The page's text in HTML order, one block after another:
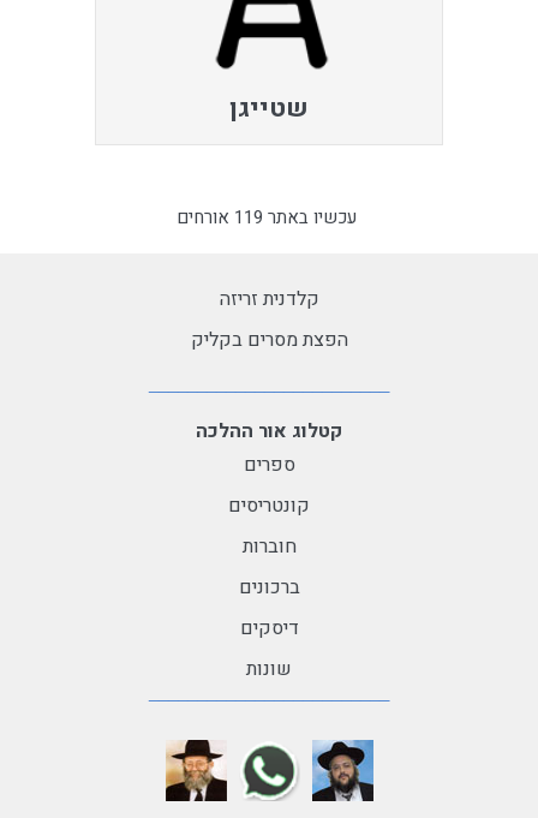
שטייגן
עכשיו באתר 119 אורחים
קלדנית זריזה
הפצת מסרים בקליק
קטלוג אור ההלכה
ספרים
קונטריסים
חוברות
ברכונים
דיסקים
שונות